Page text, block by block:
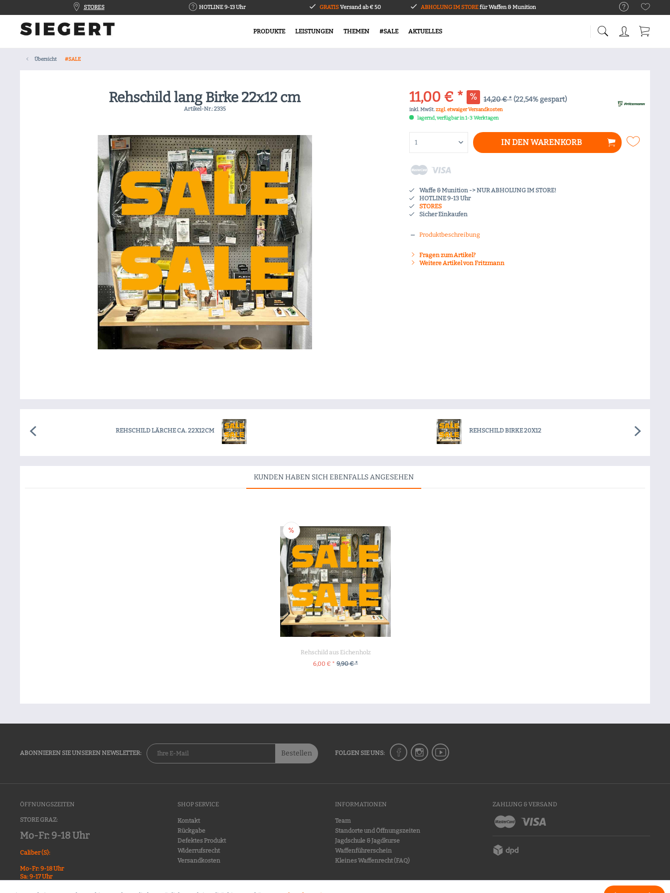
STORES HOTLINE 9-13 Uhr GRATISVersand ab € 50 ABHOLUNG IM STOREfür Waffen & Munition
PRODUKTE LEISTUNGEN THEMEN #SALE AKTUELLES
Übersicht #SALE
Rehschild lang Birke 22x12 cm
Artikel-Nr.:2335
11,00 € * 14,20 € *(22,54% gespart)
inkl. MwSt.zzgl. etwaiger Versandkosten
lagernd, verfügbar in 1-3 Werktagen
IN DENWARENKORB
Waffe & Munition -> NUR ABHOLUNG IM STORE!
HOTLINE 9-13 Uhr
STORES
Sicher Einkaufen
Produktbeschreibung
Fragen zum Artikel?
Weitere Artikel von Fritzmann
REHSCHILD LÄRCHE CA. 22X12CM REHSCHILD BIRKE 20X12
KUNDEN HABEN SICH EBENFALLS ANGESEHEN
Rehschild aus Eichenholz
6,00 € * 9,90 € *
ABONNIEREN SIE UNSEREN NEWSLETTER: Bestellen FOLGEN SIE UNS:
ÖFFNUNGSZEITEN
STORE GRAZ:
Mo-Fr: 9-18 Uhr
Caliber (S):
Mo-Fr: 9-18 Uhr
Sa: 9-17 Uhr
SHOP SERVICE
Kontakt
Rückgabe
Defektes Produkt
Widerrufsrecht
Versandkosten
INFORMATIONEN
Team
Standorte und Öffnungszeiten
Jagdschule & Jagdkurse
Waffenführerschein
Kleines Waffenrecht (FAQ)
ZAHLUNG & VERSAND